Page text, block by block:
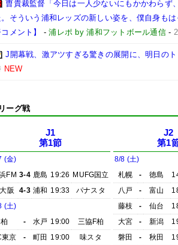
曺貴裁監督「今日は一人少ないにもかかわらず
。そういう浦和レッズの新しい姿を、僕自身も
メント】
-浦レポ by 浦和フットボール通信-
J開幕戦、激アツすぎる驚きの展開に、明日の
NEW
リーグ戦
J1
第1節
(金)
FM 3-4 鹿島 19:26 MUFG国立
阪
4-3 浦和 19:33
パナスタ
(土)
柏
- 水戸 19:00
三協F柏
東京
- 町田 19:00
味スタ
J2
第1
8/8 (土)
札幌
- 徳島
八戸
- 富山
藤枝
- 仙台
大宮
- 新潟
磐田
- 秋田